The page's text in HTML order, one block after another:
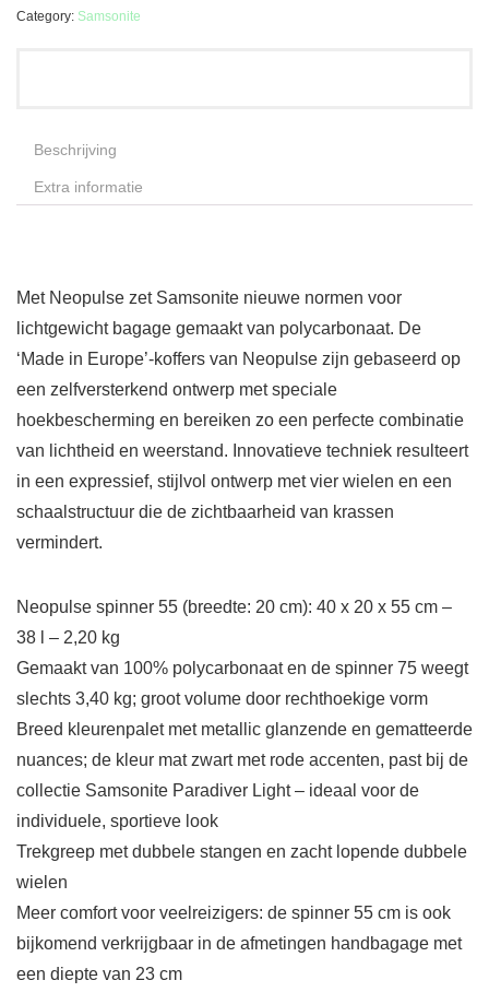
Category: Samsonite
Beschrijving
Extra informatie
Met Neopulse zet Samsonite nieuwe normen voor
lichtgewicht bagage gemaakt van polycarbonaat. De
‘Made in Europe’-koffers van Neopulse zijn gebaseerd op
een zelfversterkend ontwerp met speciale
hoekbescherming en bereiken zo een perfecte combinatie
van lichtheid en weerstand. Innovatieve techniek resulteert
in een expressief, stijlvol ontwerp met vier wielen en een
schaalstructuur die de zichtbaarheid van krassen
vermindert.
Neopulse spinner 55 (breedte: 20 cm): 40 x 20 x 55 cm –
38 l – 2,20 kg
Gemaakt van 100% polycarbonaat en de spinner 75 weegt
slechts 3,40 kg; groot volume door rechthoekige vorm
Breed kleurenpalet met metallic glanzende en gematteerde
nuances; de kleur mat zwart met rode accenten, past bij de
collectie Samsonite Paradiver Light – ideaal voor de
individuele, sportieve look
Trekgreep met dubbele stangen en zacht lopende dubbele
wielen
Meer comfort voor veelreizigers: de spinner 55 cm is ook
bijkomend verkrijgbaar in de afmetingen handbagage met
een diepte van 23 cm